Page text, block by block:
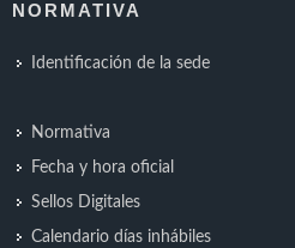
NORMATIVA
Identificación de la sede
Normativa
Fecha y hora oficial
Sellos Digitales
Calendario días inhábiles